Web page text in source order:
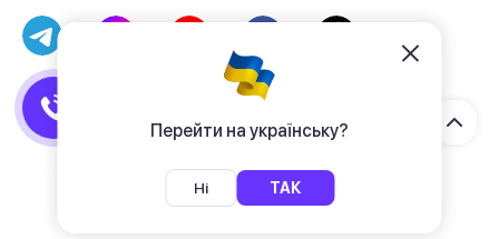
Перейти на українську?
Ні ТАК
Договор публичной оферты
Политика конфиденциальности